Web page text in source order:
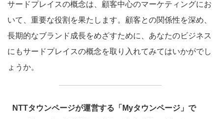
サードプレイスの概念は、顧客中心のマーケティングにお
いて、重要な役割を果たします。顧客との関係性を深め、
長期的なブランド成長をめざすために、あなたのビジネス
にもサードプレイスの概念を取り入れてみてはいかがでし
ょうか。
NTTタウンページが運営する「Myタウンページ」で